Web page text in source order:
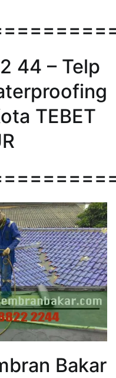
44 – Telp
TEBET
Bakar